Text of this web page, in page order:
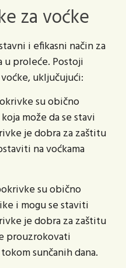
za voćke
i efikasni način za
u proleće. Postoji
uključujući:
su obično
može da se stavi
je dobra za zaštitu
na voćkama
su obično
i mogu se staviti
je dobra za zaštitu
prouzrokovati
sunčanih dana.